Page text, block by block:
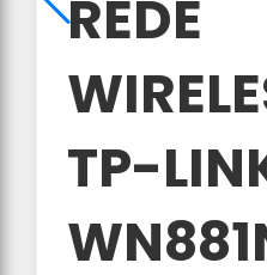
REDE
TP-